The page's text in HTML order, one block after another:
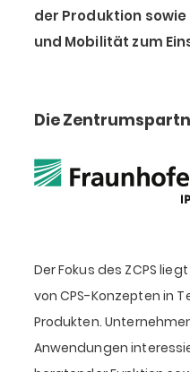
der Produktion
und Mobilität zum
Die
Der Fokus des ZCPS
von CPS-Konzepten in
Produkten.
Anwendungen